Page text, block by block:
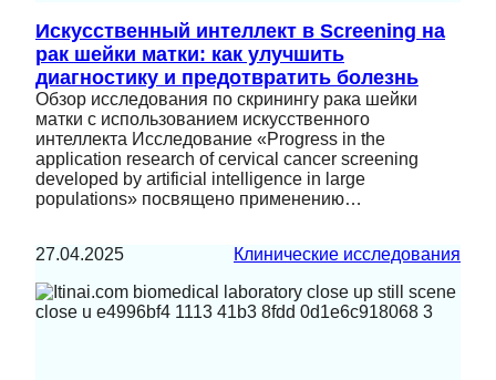
Искусственный интеллект в Screening на
рак шейки матки: как улучшить
диагностику и предотвратить болезнь
Обзор исследования по скринингу рака шейки
матки с использованием искусственного
интеллекта Исследование «Progress in the
application research of cervical cancer screening
developed by artificial intelligence in large
populations» посвящено применению…
27.04.2025 Клинические исследования